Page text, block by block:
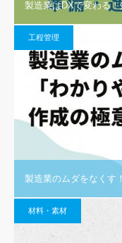
製造業はDXで変わる
工程管理
製造業のムダをなくす
材料・素材